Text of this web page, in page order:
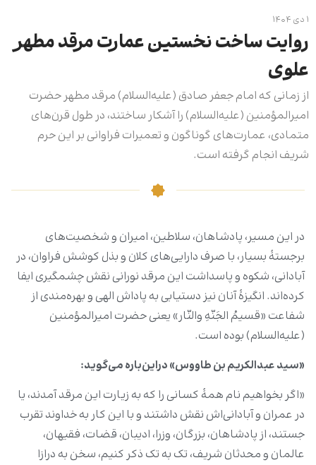
۱ دی ۱۴۰۴
روایت ساخت نخستین عمارت مرقد مطهر
علوی
از زمانی که امام جعفر صادق‌ (علیه‌السلام) مرقد مطهر حضرت
امیرالمؤمنین ‌(علیه‌السلام) را آشکار ساختند، در طول قرن‌های
متمادی، عمارت‌های گوناگون و تعمیرات فراوانی بر این حرم
شریف انجام گرفته است.
در این مسیر، پادشاهان، سلاطین، امیران و شخصیت‌های
برجستۀ بسیار، با صرف دارایی‌های کلان و بذل کوشش فراوان، در
آبادانی، شکوه و پاسداشت این مرقد نورانی نقش چشمگیری ایفا
کرده‌اند. انگیزۀ آنان نیز دستیابی به پاداش الهی و بهره‌مندی از
شفاعت «قسیمُ الجَنّهِ والنّار» یعنی حضرت امیرالمؤمنین‌
(علیه‌السلام) بوده است.
«سید عبدالکریم بن طاووس» دراین‌باره می‌گوید:
«اگر بخواهیم نام همۀ کسانی را که به زیارت این مرقد آمدند، یا
در عمران و آبادانی‌اش نقش داشتند و با این کار به خداوند تقرب
جستند، از پادشاهان، بزرگان، وزرا، ادیبان، قضات، فقیهان،
عالمان و محدثان شریف، تک به تک ذکر کنیم، سخن به درازا